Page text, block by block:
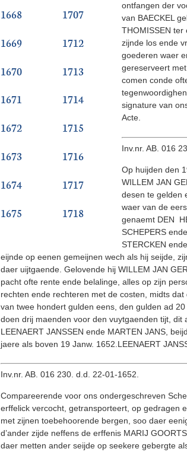
1668
1669
1670
1671
1672
1673
1674
1675
1707
1712
1713
1714
1715
1716
1717
1718
ontfangen der
van BAECKEL
THOMISSEN ter
zijnde los ende
goederen waer
gereserveert
comen conde
signature van
Acte.
Inv.nr. AB. 016
Op huijden den
WILLEM JAN
desen te gelden
waer van de
genaemt DEN
SCHEPERS
STERCKEN
eijnde op eenen gemeijnen wech als hij seijde,
daer uijtgaende. Gelovende hij WILLEM JAN
pacht ofte rente ende belalinge, alles op zijn
rechten ende rechteren met de costen, midts
van twee hondert gulden eens, den gulden ad
doen drij maenden voor den vuytgaenden tijt, dit
LEENAERT JANSSEN ende MARTEN JANS,
jaere als boven 19 Janw. 1652.LEENAERT
Inv.nr. AB. 016 230. d.d. 22-01-1652.
Compareerende voor ons ondergeschreven
erffelick vercocht, getransporteert, op gedragen
met zijnen toebehoorende bergen, soo daer
d’ander zijde neffens de erffenis MARIJ
daer metten ander seijde op seekere gebergte